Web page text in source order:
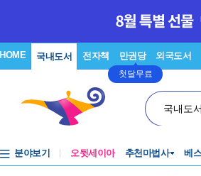
HOME 국내도서 전자책 만권당
첫달무료
외국도서
국내도
분야보기 오뒷세이아 추천마법사 베